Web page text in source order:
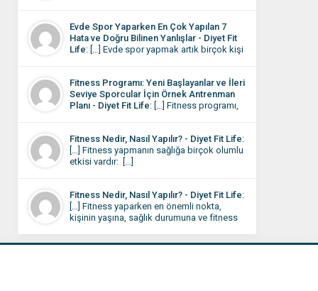
düşüren en önemli etkendir. Aslında
burada sorun çoğu zaman eksik çalışmak
değil, bazı küçük detayların gözden
Evde Spor Yaparken En Çok Yapılan 7
Hata ve Doğru Bilinen Yanlışlar - Diyet Fit
Life: […] Evde spor yapmak artık birçok kişi
evinde daha rahat eden kişiler, çözümü
kendi programını oluşturmada buluyor.
Evde spor rutini oturduktan sonra bile
Fitness Programı: Yeni Başlayanlar ve İleri
Seviye Sporcular İçin Örnek Antrenman
Planı - Diyet Fit Life: […] Fitness programı,
Kas kütlesini artırmak, kilo vermek,
dayanıklılığı yükseltmek veya genel sağlığı
iyileştirmek için farklı egzersiz planları
sporcular için örnek antrenman planları yer
almaktadır. […]
Fitness Nedir, Nasıl Yapılır? - Diyet Fit Life:
[…] Fitness yapmanın sağlığa birçok olumlu
etkisi vardır: […]
Fitness Nedir, Nasıl Yapılır? - Diyet Fit Life:
[…] Fitness yaparken en önemli nokta,
kişinin yaşına, sağlık durumuna ve fitness
belirlemesidir. Fitness antrenmanlarını spor